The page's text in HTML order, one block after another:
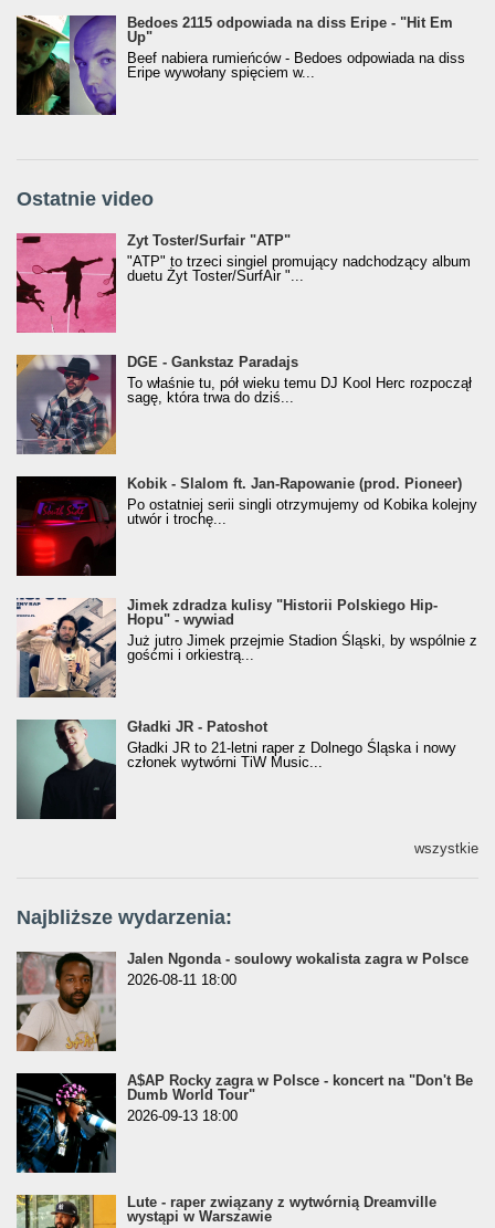
Bedoes 2115 odpowiada na diss Eripe - "Hit Em
Up"
Beef nabiera rumieńców - Bedoes odpowiada na diss
Eripe wywołany spięciem w...
Ostatnie video
Żyt Toster/SurfAir - ATP VIDEO
Żyt Toster/Surfair "ATP"
"ATP" to trzeci singiel promujący nadchodzący album
duetu Żyt Toster/SurfAir "...
donGURALesko z nagrodą za
Klasyczny/Trueschoolowy Album Roku
(Popkillery 2023)
DGE - Gankstaz Paradajs
To właśnie tu, pół wieku temu DJ Kool Herc rozpoczął
sagę, która trwa do dziś...
Kobik - Slalom ft. Jan-Rapowanie (prod. Pioneer)
[Official Music Visualiser]
Kobik - Slalom ft. Jan-Rapowanie (prod. Pioneer)
Po ostatniej serii singli otrzymujemy od Kobika kolejny
utwór i trochę...
Jimek zdradza kulisy "Historii Polskiego Hip-
Hopu" - wywiad
Jimek zdradza kulisy "Historii Polskiego Hip-
Hopu" - wywiad
Już jutro Jimek przejmie Stadion Śląski, by wspólnie z
gośćmi i orkiestrą...
Gładki JR - Patoshot
Gładki JR - Patoshot
Gładki JR to 21-letni raper z Dolnego Śląska i nowy
członek wytwórni TiW Music...
wszystkie
Najbliższe wydarzenia:
Jalen Ngonda - soulowy wokalista zagra w Polsce
2026-08-11 18:00
A$AP Rocky zagra w Polsce - koncert na "Don't Be
Dumb World Tour"
2026-09-13 18:00
Lute - raper związany z wytwórnią Dreamville
wystąpi w Warszawie